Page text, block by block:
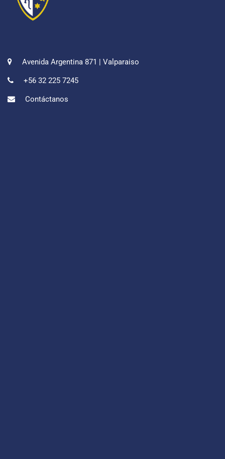
Avenida Argentina 871 | Valparaiso
+56 32 225 7245
Contáctanos